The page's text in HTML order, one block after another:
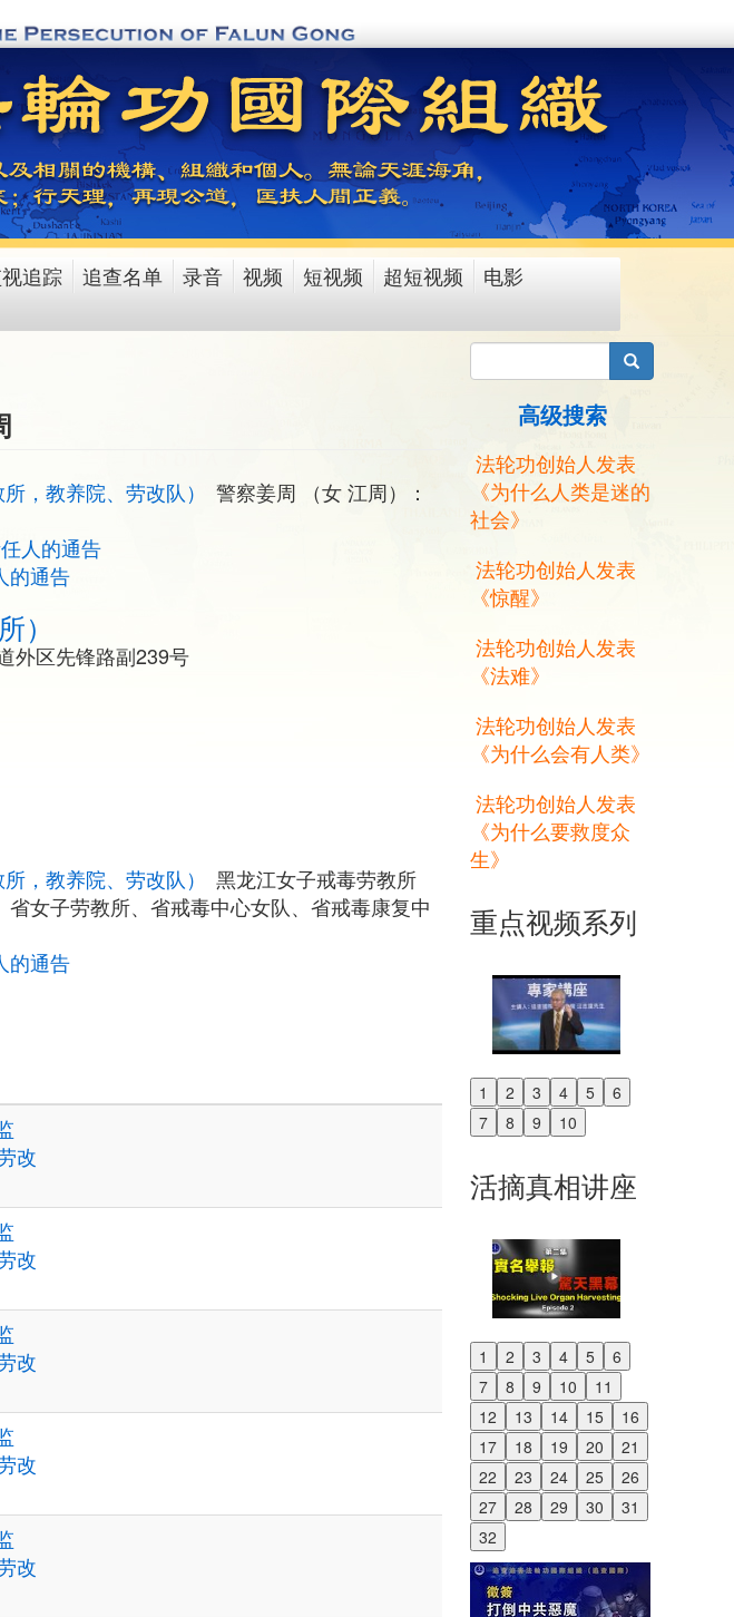
追踪 追查名单 录音 视频 短视频 超短视频
电影
，教养院、劳改队）
警察姜周 （女 江周）：
人的通告
的通告
）
外区先锋路副239号
，教养院、劳改队）
黑龙江女子戒毒劳教所
女子劳教所、省戒毒中心女队、省戒毒康复中
的通告
改
改
改
改
改
搜索
高级搜索
法轮功创始人发表
《为什么人类是迷的
社会》
法轮功创始人发表
《惊醒》
法轮功创始人发表
《法难》
法轮功创始人发表
《为什么会有人类》
法轮功创始人发表
《为什么要救度众
生》
重点视频系列
1 2 3 4 5
6
7
8 9 10
Previous
Next
活摘真相讲座
1 2 3 4 5
6
7
8 9 10
11
12
13 14 15
16
17
18 19 20
21
22
23 24 25
26
27
28 29 30
31
32
Previous
Next